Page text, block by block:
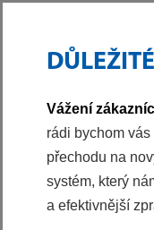
MIKROVLNNÁ
PMD 201 B
7 úrovní výkonu
Vážení
rádi bychom
přechodu na
systém, který
a efektivnější